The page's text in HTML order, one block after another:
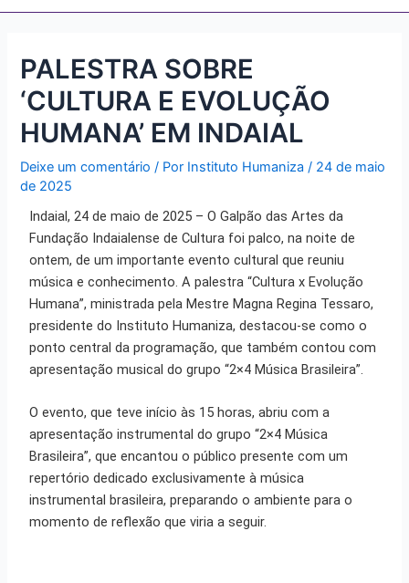
PALESTRA SOBRE
‘CULTURA E EVOLUÇÃO
HUMANA’ EM INDAIAL
Deixe um comentário / Por Instituto Humaniza / 24 de maio
de 2025
Indaial, 24 de maio de 2025 – O Galpão das Artes da
Fundação Indaialense de Cultura foi palco, na noite de
ontem, de um importante evento cultural que reuniu
música e conhecimento. A palestra “Cultura x Evolução
Humana”, ministrada pela Mestre Magna Regina Tessaro,
presidente do Instituto Humaniza, destacou-se como o
ponto central da programação, que também contou com
apresentação musical do grupo “2×4 Música Brasileira”.
O evento, que teve início às 15 horas, abriu com a
apresentação instrumental do grupo “2×4 Música
Brasileira”, que encantou o público presente com um
repertório dedicado exclusivamente à música
instrumental brasileira, preparando o ambiente para o
momento de reflexão que viria a seguir.